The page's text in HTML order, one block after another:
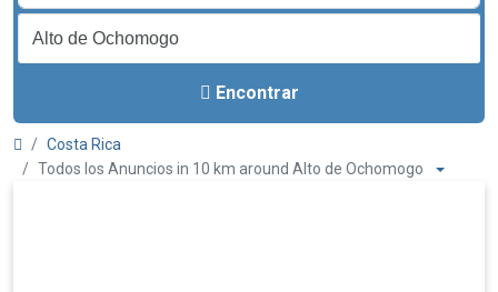
Encontrar
Costa Rica
Todos los Anuncios in 10 km around Alto de Ochomogo